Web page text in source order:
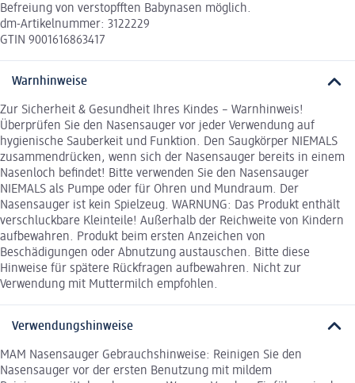
Befreiung von verstopfften Babynasen möglich.
dm-Artikelnummer: 3122229
GTIN 9001616863417
Warnhinweise
Zur Sicherheit & Gesundheit Ihres Kindes – Warnhinweis!
Überprüfen Sie den Nasensauger vor jeder Verwendung auf
hygienische Sauberkeit und Funktion. Den Saugkörper NIEMALS
zusammendrücken, wenn sich der Nasensauger bereits in einem
Nasenloch befindet! Bitte verwenden Sie den Nasensauger
NIEMALS als Pumpe oder für Ohren und Mundraum. Der
Nasensauger ist kein Spielzeug. WARNUNG: Das Produkt enthält
verschluckbare Kleinteile! Außerhalb der Reichweite von Kindern
aufbewahren. Produkt beim ersten Anzeichen von
Beschädigungen oder Abnutzung austauschen. Bitte diese
Hinweise für spätere Rückfragen aufbewahren. Nicht zur
Verwendung mit Muttermilch empfohlen.
Verwendungshinweise
MAM Nasensauger Gebrauchshinweise: Reinigen Sie den
Nasensauger vor der ersten Benutzung mit mildem